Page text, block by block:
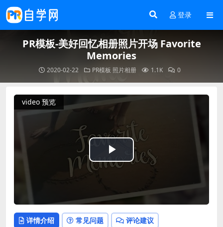
登录
PR模板-美好回忆相册照片开场 Favorite
Memories
2020-02-22 PR模板 照片相册 1.1K 0
video 预览
Play
详情介绍 常见问题 评论建议